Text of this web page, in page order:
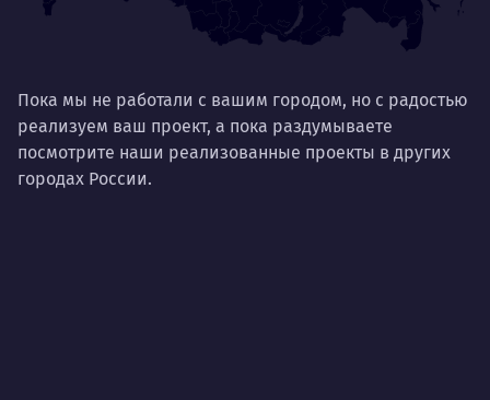
Пока мы не работали с вашим городом, но с радостью
реализуем ваш проект, а пока раздумываете
посмотрите наши реализованные проекты в других
городах России.